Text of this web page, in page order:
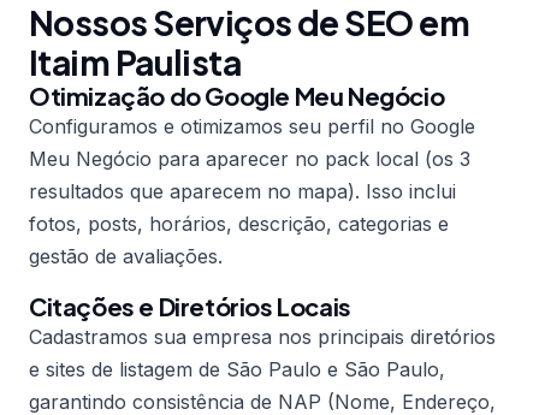
Nossos Serviços de SEO em
Itaim Paulista
Otimização do Google Meu Negócio
Configuramos e otimizamos seu perfil no Google
Meu Negócio para aparecer no pack local (os 3
resultados que aparecem no mapa). Isso inclui
fotos, posts, horários, descrição, categorias e
gestão de avaliações.
Citações e Diretórios Locais
Cadastramos sua empresa nos principais diretórios
e sites de listagem de São Paulo e São Paulo,
garantindo consistência de NAP (Nome, Endereço,